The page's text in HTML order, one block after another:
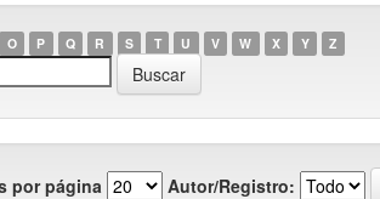
O P Q R S T U V W X Y Z
por página Autor/Registro: